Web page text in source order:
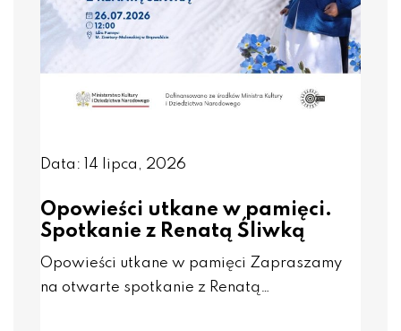
Data: 14 lipca, 2026
Opowieści utkane w pamięci.
Spotkanie z Renatą Śliwką
Opowieści utkane w pamięci Zapraszamy
na otwarte spotkanie z Renatą…